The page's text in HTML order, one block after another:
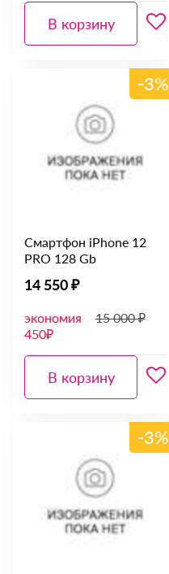
В корзину
-3%
Смартфон iPhone 12
PRO 128 Gb
14 550 ₽
экономия
450₽
15 000 ₽
В корзину
-3%